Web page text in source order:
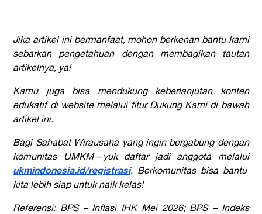
Jika artikel ini bermanfaat, mohon berkenan bantu kami
sebarkan pengetahuan dengan membagikan tautan
artikelnya, ya!
Kamu juga bisa mendukung keberlanjutan konten
edukatif di website melalui fitur Dukung Kami di bawah
artikel ini.
Bagi Sahabat Wirausaha yang ingin bergabung dengan
komunitas UMKM—yuk daftar jadi anggota melalui
ukmindonesia.id/registrasi. Berkomunitas bisa bantu
kita lebih siap untuk naik kelas!
Referensi: BPS – Inflasi IHK Mei 2026; BPS – Indeks